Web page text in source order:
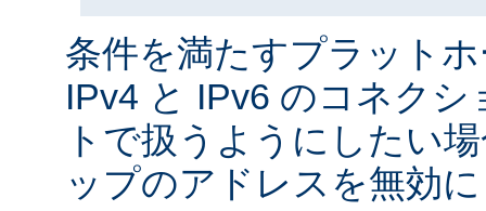
条件を満たすプラット
IPv4 と IPv6 のコネク
トで扱うようにしたい
ップのアドレスを無効